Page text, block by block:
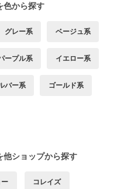
色から探す
グレー系 ベージュ系
ープル系 イエロー系
バー系 ゴールド系
他ショップから探す
コレイズ